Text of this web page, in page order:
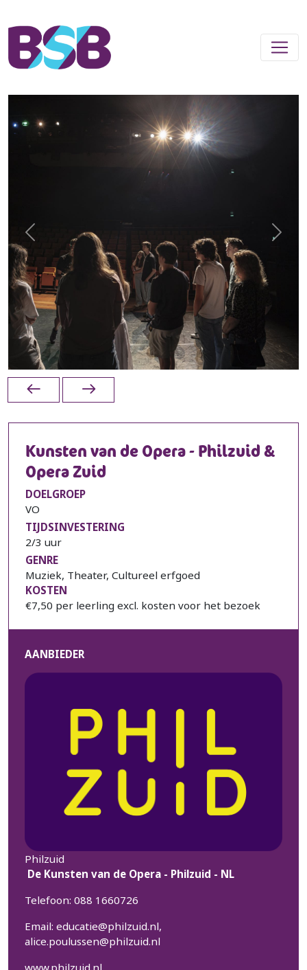
Previous Next
Kunsten van de Opera - Philzuid &
Opera Zuid
DOELGROEP
VO
TIJDSINVESTERING
2/3 uur
GENRE
Muziek, Theater, Cultureel erfgoed
KOSTEN
€7,50 per leerling excl. kosten voor het bezoek
AANBIEDER
Philzuid
De Kunsten van de Opera - Philzuid - NL
Telefoon: 088 1660726
Email: educatie@philzuid.nl,
alice.poulussen@philzuid.nl
www.philzuid.nl